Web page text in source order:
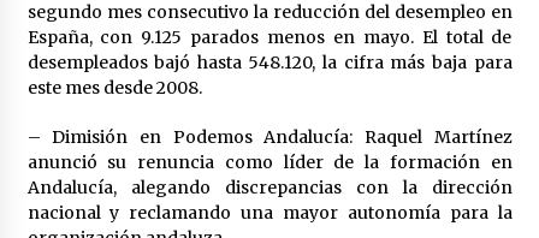
segundo mes consecutivo la reducción del desempleo en
España, con 9.125 parados menos en mayo. El total de
desempleados bajó hasta 548.120, la cifra más baja para
este mes desde 2008.
– Dimisión en Podemos Andalucía: Raquel Martínez
anunció su renuncia como líder de la formación en
Andalucía, alegando discrepancias con la dirección
nacional y reclamando una mayor autonomía para la